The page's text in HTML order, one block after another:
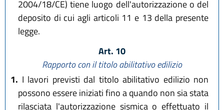
2004/18/CE) tiene luogo dell'autorizzazione o del
deposito di cui agli articoli 11 e 13 della presente
legge.
Art. 10
Rapporto con il titolo abilitativo edilizio
1. I lavori previsti dal titolo abilitativo edilizio non
possono essere iniziati fino a quando non sia stata
rilasciata l'autorizzazione sismica o effettuato il